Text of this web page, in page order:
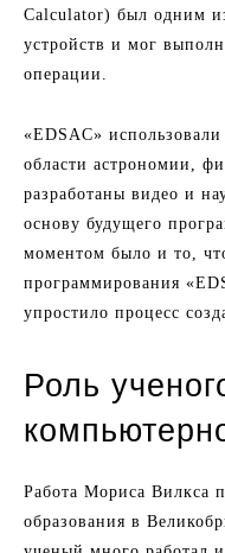
Calculator) был одним
устройств и мог
операции.
«EDSAC»
области астрономии,
разработаны видео и
основу будущего
моментом было и то,
программирования
упростило процесс
Роль
Работа Мориса Вилкса
образования в